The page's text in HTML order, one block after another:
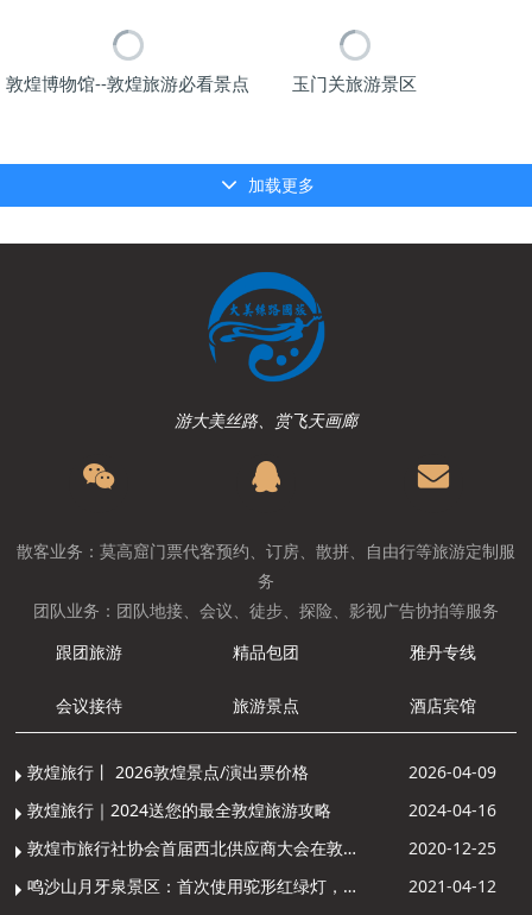
敦煌博物馆--敦煌旅游必看景点 玉门关旅游景区
加载更多
游大美丝路、赏飞天画廊
散客业务：莫高窟门票代客预约、订房、散拼、自由行等旅游定制服
务
团队业务：团队地接、会议、徒步、探险、影视广告协拍等服务
跟团旅游
精品包团 雅丹专线
会议接待 旅游景点 酒店宾馆
敦煌旅行丨 2026敦煌景点/演出票价格
2026-04-09
敦煌旅行｜2024送您的最全敦煌旅游攻略
2024-04-16
敦煌市旅行社协会首届西北供应商大会在敦煌召开
2020-12-25
鸣沙山月牙泉景区：首次使用驼形红绿灯，骆驼“看驼灯绿了”走起来
2021-04-12